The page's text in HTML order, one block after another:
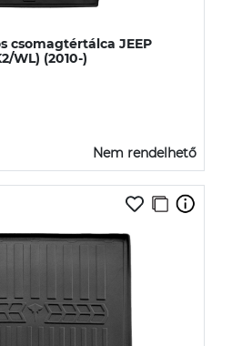
csomagtértálca JEEP
WL) (2010-)
Nem rendelhető